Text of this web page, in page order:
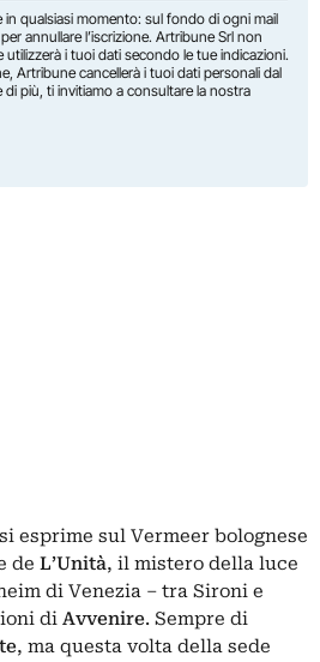
in qualsiasi momento: sul fondo di ogni mail
annullare l’iscrizione. Artribune Srl non
utilizzerà i tuoi dati secondo le tue indicazioni.
Artribune cancellerà i tuoi dati personali dal
più, ti invitiamo a consultare la nostra
esprime sul Vermeer bolognese
de L’Unità, il mistero della luce
di Venezia – tra Sironi e
di Avvenire. Sempre di
, ma questa volta della sede